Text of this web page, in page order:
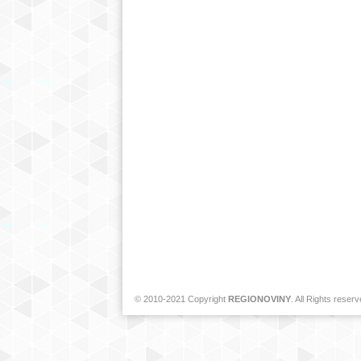
© 2010-2021 Copyright REGIONOVINY . All Rights